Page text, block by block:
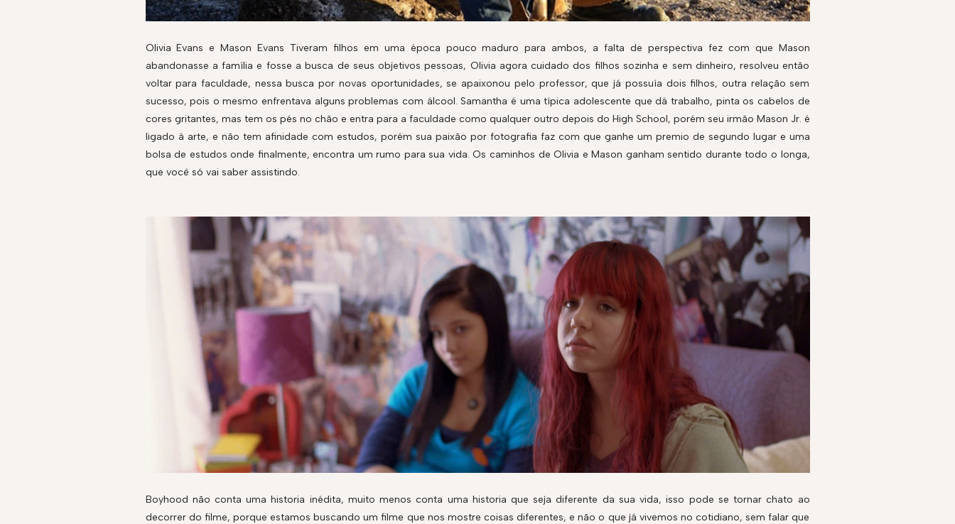
Olivia Evans e Mason Evans Tiveram filhos em uma época pouco maduro para ambos, a falta de perspectiva fez com que Mason
abandonasse a família e fosse a busca de seus objetivos pessoas, Olivia agora cuidado dos filhos sozinha e sem dinheiro, resolveu então
voltar para faculdade, nessa busca por novas oportunidades, se apaixonou pelo professor, que já possuía dois filhos, outra relação sem
sucesso, pois o mesmo enfrentava alguns problemas com álcool. Samantha é uma típica adolescente que dá trabalho, pinta os cabelos de
cores gritantes, mas tem os pés no chão e entra para a faculdade como qualquer outro depois do High School, porém seu irmão Mason Jr. é
ligado à arte, e não tem afinidade com estudos, porém sua paixão por fotografia faz com que ganhe um premio de segundo lugar e uma
bolsa de estudos onde finalmente, encontra um rumo para sua vida. Os caminhos de Olivia e Mason ganham sentido durante todo o longa,
que você só vai saber assistindo.
Boyhood não conta uma historia inédita, muito menos conta uma historia que seja diferente da sua vida, isso pode se tornar chato ao
decorrer do filme, porque estamos buscando um filme que nos mostre coisas diferentes, e não o que já vivemos no cotidiano, sem falar que